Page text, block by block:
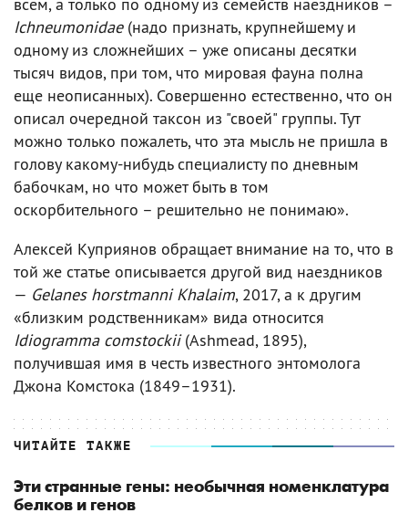
Ichneumonidae(надо признать, крупнейшему и
одному из сложнейших – уже описаны десятки
тысяч видов, при том, что мировая фауна полна
еще неописанных). Совершенно естественно, что он
описал очередной таксон из "своей" группы. Тут
можно только пожалеть, что эта мысль не пришла в
голову какому-нибудь специалисту по дневным
бабочкам, но что может быть в том
оскорбительного – решительно не понимаю».
Алексей Куприянов обращает внимание на то, что в
той же статье описывается другой вид наездников
— Gelanes horstmanni Khalaim, 2017, а к другим
«близким родственникам» вида относится
Idiogramma comstockii(Ashmead, 1895),
получившая имя в честь известного энтомолога
Джона Комстока (1849–1931).
ЧИТАЙТЕ ТАКЖЕ
Эти странные гены: необычная номенклатура
белков и генов